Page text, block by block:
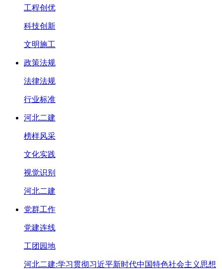
工程创优
科技创新
文明施工
政策法规
法律法规
行业标准
河北二建
榜样风采
文化实践
视觉识别
河北二建
党群工作
党建连线
工团园地
河北二建:学习贯彻习近平新时代中国特色社会主义思想